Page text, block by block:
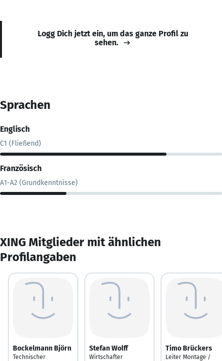
Logg Dich jetzt ein, um das ganze Profil zu
sehen.
Sprachen
Englisch
C1 (Fließend)
Französisch
A1-A2 (Grundkenntnisse)
XING Mitglieder mit ähnlichen
Profilangaben
Bockelmann Björn
Technischer
Stefan Wolff
Wirtschafter
Timo Brückers
Leiter Montage /